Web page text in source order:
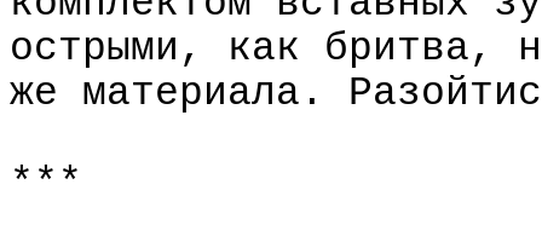
острыми, как бритва,
же материала.
***